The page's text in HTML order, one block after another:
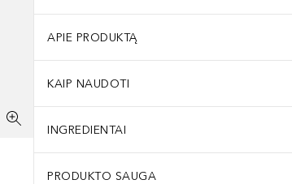
APIE PRODUKTĄ
KAIP NAUDOTI
INGREDIENTAI
PRODUKTO SAUGA